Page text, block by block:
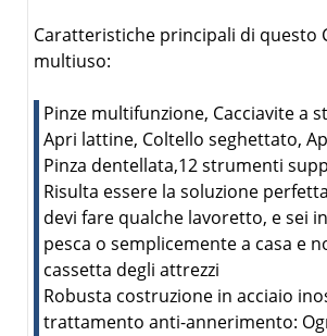
Caratteristiche principali di questo
multiuso:
Pinze multifunzione, Cacciavite a
Apri lattine, Coltello seghettato,
Pinza dentellata,12 strumenti
Risulta essere la soluzione
devi fare qualche lavoretto, e sei
pesca o semplicemente a casa e
cassetta degli attrezzi
Robusta costruzione in acciaio
trattamento anti-annerimento: